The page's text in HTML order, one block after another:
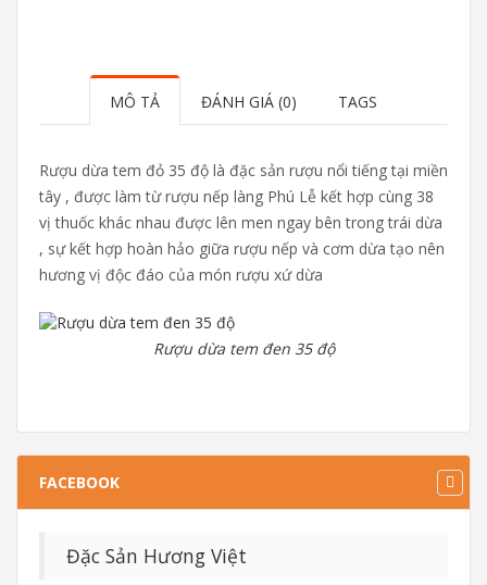
MÔ TẢ ĐÁNH GIÁ (0) TAGS
Rượu dừa tem đỏ 35 độ là đặc sản rượu nổi tiếng tại miền
tây , được làm từ rượu nếp làng Phú Lễ kết hợp cùng 38
vị thuốc khác nhau được lên men ngay bên trong trái dừa
, sự kết hợp hoàn hảo giữa rượu nếp và cơm dừa tạo nên
hương vị độc đáo của món rượu xứ dừa
Rượu dừa tem đen 35 độ
FACEBOOK
Đặc Sản Hương Việt